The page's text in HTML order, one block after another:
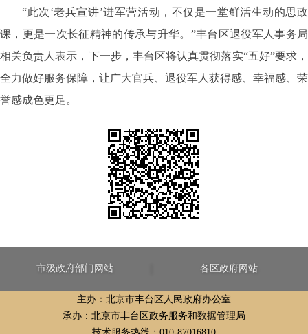
“此次‘老兵宣讲’进军营活动，不仅是一堂鲜活生动的思政
课，更是一次长征精神的传承与升华。”丰台区退役军人事务局
相关负责人表示，下一步，丰台区将认真贯彻落实“五好”要求，
全力做好服务保障，让广大官兵、退役军人获得感、幸福感、荣
誉感成色更足。
市级政府部门网站 各区政府网站
主办：北京市丰台区人民政府办公室
承办：北京市丰台区政务服务和数据管理局